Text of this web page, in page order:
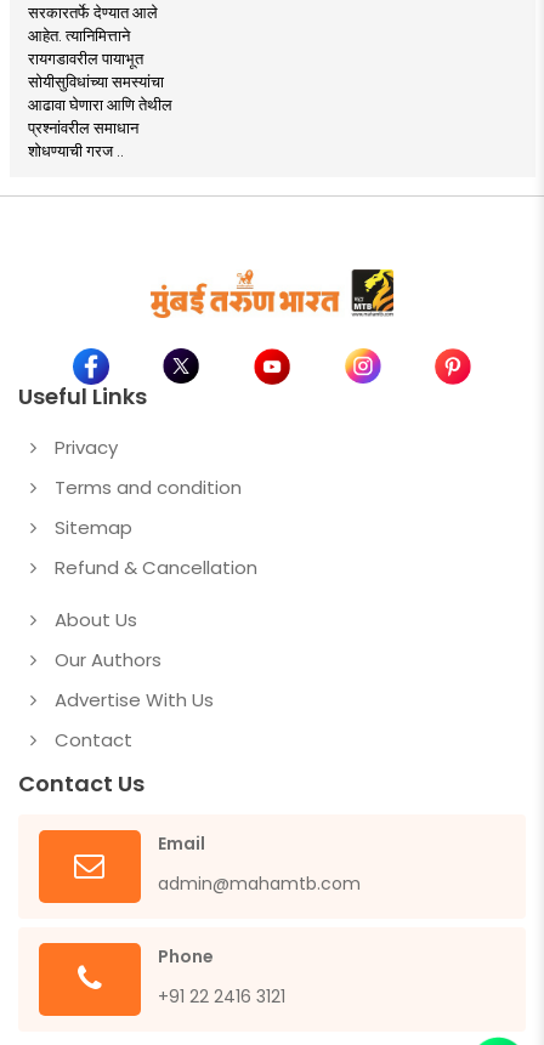
सरकारतर्फे देण्यात आले
आहेत. त्यानिमित्ताने
रायगडावरील पायाभूत
सोयीसुविधांच्या समस्यांचा
आढावा घेणारा आणि तेथील
प्रश्नांवरील समाधान
शोधण्याची गरज ..
Useful Links
Privacy
Terms and condition
Sitemap
Refund & Cancellation
About Us
Our Authors
Advertise With Us
Contact
Contact Us
Email
admin@mahamtb.com
Phone
+91 22 2416 3121